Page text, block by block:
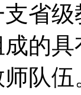
省
的
队